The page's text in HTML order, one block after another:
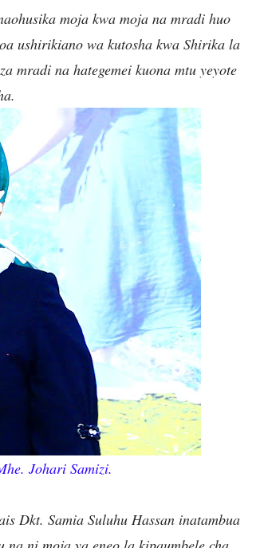
moja kwa moja na mradi huo
ushirikiano wa kutosha kwa Shirika la
mradi na hategemei kuona mtu yeyote
Johari Samizi.
Dkt. Samia Suluhu Hassan inatambua